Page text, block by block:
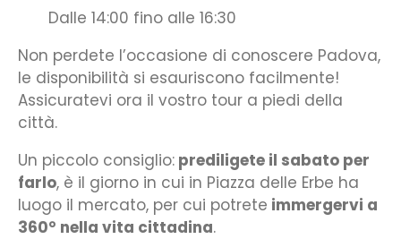
Dalle 14:00 fino alle 16:30
Non perdete l’occasione di conoscere Padova,
le disponibilità si esauriscono facilmente!
Assicuratevi ora il vostro tour a piedi della
città.
Un piccolo consiglio: prediligete il sabato per
farlo, è il giorno in cui in Piazza delle Erbe ha
luogo il mercato, per cui potrete immergervi a
360° nella vita cittadina.